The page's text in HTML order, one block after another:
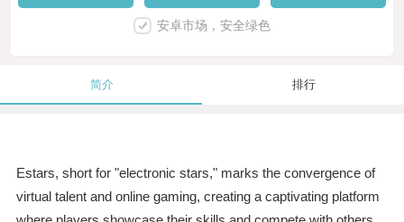
安卓市场，安全绿色
简介 排行
Estars, short for "electronic stars," marks the convergence of
virtual talent and online gaming, creating a captivating platform